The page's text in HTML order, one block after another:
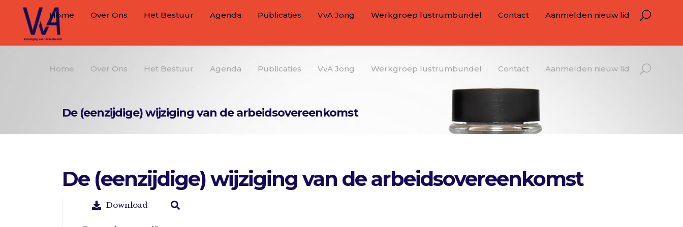
Home Over Ons Het Bestuur Agenda Publicaties VvA Jong Werkgroep lustrumbundel Contact Aanmelden nieuw lid
Home Over Ons Het Bestuur Agenda Publicaties VvA Jong Werkgroep lustrumbundel Contact Aanmelden nieuw lid
De (eenzijdige) wijziging van de arbeidsovereenkomst
De (eenzijdige) wijziging van de arbeidsovereenkomst
Download